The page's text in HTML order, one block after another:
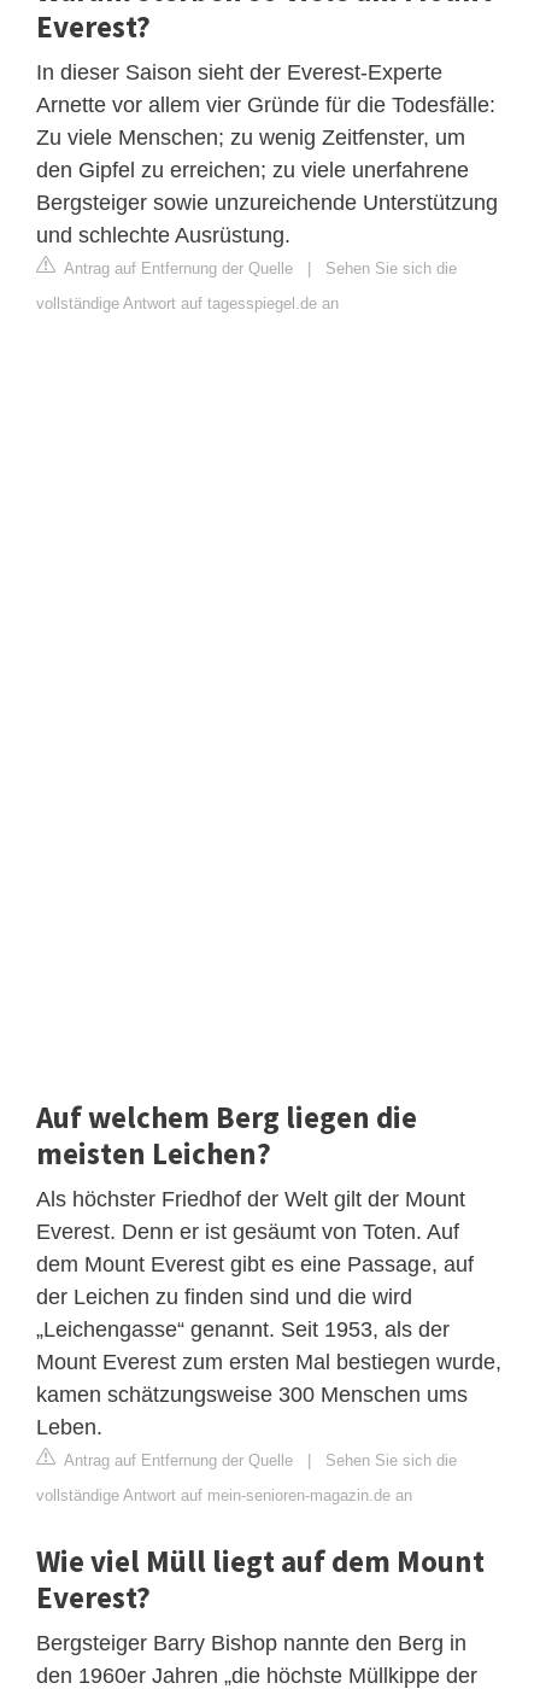
Everest?
In dieser Saison sieht der Everest-Experte
Arnette vor allem vier Gründe für die Todesfälle:
Zu viele Menschen; zu wenig Zeitfenster, um
den Gipfel zu erreichen; zu viele unerfahrene
Bergsteiger sowie unzureichende Unterstützung
und schlechte Ausrüstung.
Antrag auf Entfernung der Quelle | Sehen Sie sich die
vollständige Antwort auf tagesspiegel.de an
Auf welchem Berg liegen die
meisten Leichen?
Als höchster Friedhof der Welt gilt der Mount
Everest. Denn er ist gesäumt von Toten. Auf
dem Mount Everest gibt es eine Passage, auf
der Leichen zu finden sind und die wird
„Leichengasse“ genannt. Seit 1953, als der
Mount Everest zum ersten Mal bestiegen wurde,
kamen schätzungsweise 300 Menschen ums
Leben.
Antrag auf Entfernung der Quelle | Sehen Sie sich die
vollständige Antwort auf mein-senioren-magazin.de an
Wie viel Müll liegt auf dem Mount
Everest?
Bergsteiger Barry Bishop nannte den Berg in
den 1960er Jahren „die höchste Müllkippe der